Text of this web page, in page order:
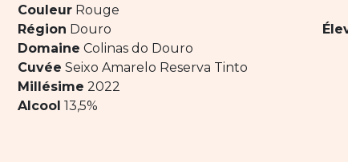
Couleur Rouge
Région Douro
Domaine Colinas do Douro
Cuvée Seixo Amarelo Reserva Tinto
Millésime 2022
Alcool 13,5%